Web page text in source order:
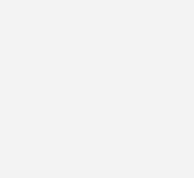
im Detail ...